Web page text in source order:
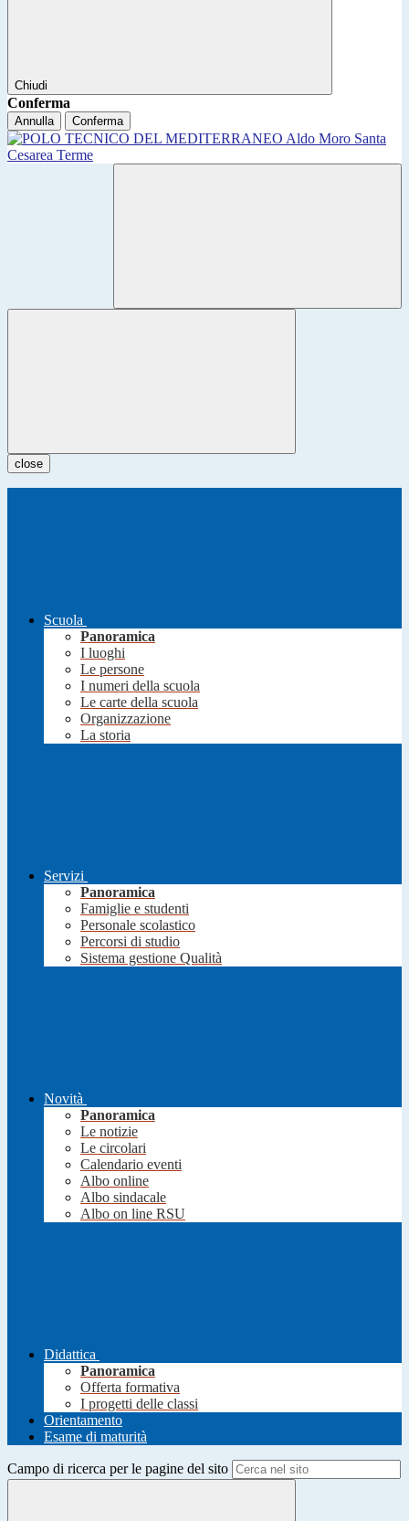
Chiudi
Conferma
Annulla Conferma
close
Scuola
Panoramica
I luoghi
Le persone
I numeri della scuola
Le carte della scuola
Organizzazione
La storia
Servizi
Panoramica
Famiglie e studenti
Personale scolastico
Percorsi di studio
Sistema gestione Qualità
Novità
Panoramica
Le notizie
Le circolari
Calendario eventi
Albo online
Albo sindacale
Albo on line RSU
Didattica
Panoramica
Offerta formativa
I progetti delle classi
Orientamento
Esame di maturità
Campo di ricerca per le pagine del sito